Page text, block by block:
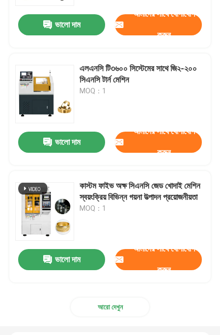
আমাদের সম্পর্কে
মান নিয়ন্ত্রণ
খবর
মামলা
ব্লগ
ডেন্টাল ল্যাব সিএনসি ফ্রিজিং মেশিন
ভালো দাম
আমাদের সাথে যোগাযোগ
করুন
এলএনসি টি৩৬০০ সিস্টেমের সাথে জি২-২০০
সিএনসি টার্ন মেশিন
MOQ：1
ভালো দাম
আমাদের সাথে যোগাযোগ
করুন
কাস্টম ফাইভ অক্ষ সিএনসি জেড খোদাই মেশিন
স্বয়ংক্রিয় বিভিন্ন গয়না উত্পাদন প্রয়োজনীয়তা
MOQ：1
ভালো দাম
আমাদের সাথে যোগাযোগ
করুন
আরো দেখুন